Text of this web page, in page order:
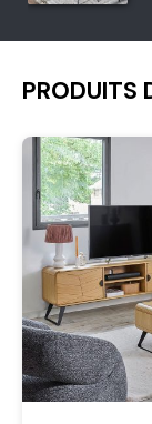
PRODUITS